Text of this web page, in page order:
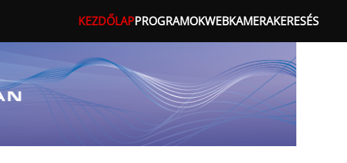
KEZDŐLAPPROGRAMOKWEBKAMERAKERESÉS